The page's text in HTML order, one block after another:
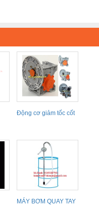
Động cơ giảm tốc cốt
MÁY BƠM QUAY TAY